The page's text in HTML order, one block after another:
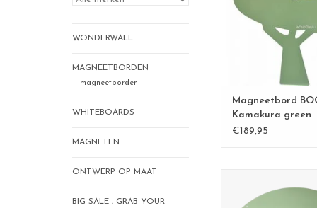
WONDERWALL
MAGNEETBORDEN
magneetborden
WHITEBOARDS
MAGNETEN
ONTWERP OP MAAT
BIG SALE , GRAB YOUR
Multifunctioneel,
Tijdloos design in
afwerking.
De Wonderwall
TOEVOEGEN AAN
Magneetbord
Kamakura green
€189,95
strak design
afmetingen: 50 x